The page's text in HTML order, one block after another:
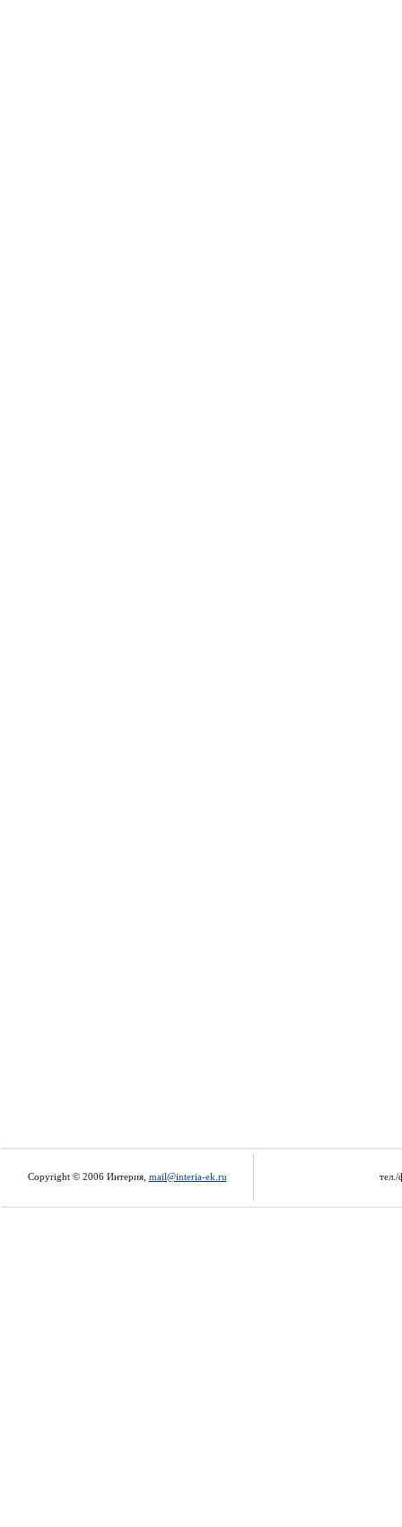
Copyright © 2006 Интерия, mail@interia-ek.ru